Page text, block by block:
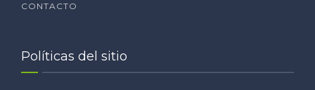
CONTACTO
Políticas del sitio